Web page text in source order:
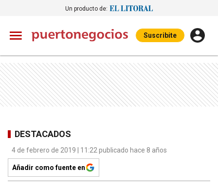
Un producto de:
Suscribite
DESTACADOS
4 de febrero de 2019 | 11:22 publicado hace 8 años
Añadir como fuente en